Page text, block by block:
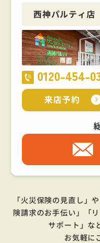
西神パルティ店
0120-454-
来店予約
「火災保険の見直し」
険請求のお手伝い」「
サポート」 な
お気軽に